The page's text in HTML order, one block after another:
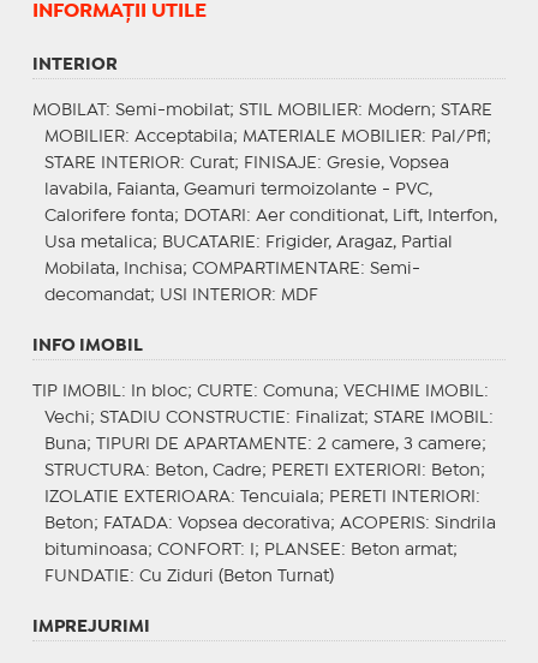
INFORMAŢII UTILE
INTERIOR
MOBILAT : Semi-mobilat; STIL MOBILIER: Modern; STARE
MOBILIER: Acceptabila; MATERIALE MOBILIER: Pal/Pfl;
STARE INTERIOR: Curat; FINISAJE : Gresie, Vopsea
lavabila, Faianta, Geamuri termoizolante - PVC,
Calorifere fonta;
DOTARI : Aer conditionat, Lift, Interfon,
Usa metalica; BUCATARIE : Frigider, Aragaz, Partial
Mobilata, Inchisa; COMPARTIMENTARE : Semi-
decomandat; USI INTERIOR: MDF
INFO IMOBIL
TIP IMOBIL : In bloc; CURTE : Comuna; VECHIME IMOBIL :
Vechi; STADIU CONSTRUCTIE : Finalizat; STARE IMOBIL :
Buna;
TIPURI DE APARTAMENTE : 2 camere, 3 camere;
STRUCTURA: Beton, Cadre; PERETI EXTERIORI : Beton;
IZOLATIE EXTERIOARA: Tencuiala; PERETI INTERIORI :
Beton; FATADA: Vopsea decorativa; ACOPERIS: Sindrila
bituminoasa; CONFORT : I; PLANSEE : Beton armat;
FUNDATIE : Cu Ziduri (Beton Turnat)
IMPREJURIMI